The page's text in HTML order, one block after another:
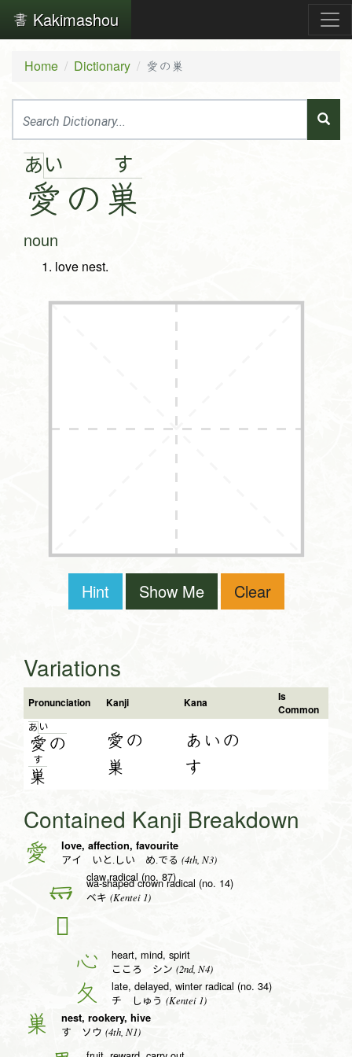
Kakimashou
Home Dictionary 愛の巣
あ い
愛 の
す
巣
noun
love nest.
Hint Show Me Clear
Variations
Pronunciation Kanji Kana
Is
Common
あ い
愛 の
す
巣
愛の
巣
あいの
す
Contained Kanji Breakdown
愛 love, affection, favourite
アイ いと.しい め.でる (4th, N3)
claw radical (no. 87)
冖 wa-shaped crown radical (no. 14)
ベキ (Kentei 1)
𢖻
心 heart, mind, spirit
こころ シン (2nd, N4)
夂 late, delayed, winter radical (no. 34)
チ しゅう (Kentei 1)
巣 nest, rookery, hive
す ソウ (4th, N1)